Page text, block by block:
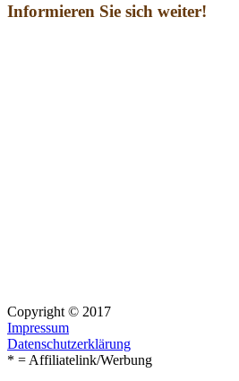
Informieren Sie sich weiter!
Copyright © 2017
Impressum
Datenschutzerklärung
* = Affiliatelink/Werbung